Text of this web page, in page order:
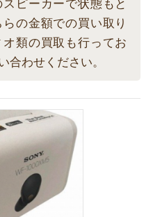
ピーカーで状態もと
の金額での買い取り
類の買取も行ってお
合わせください。